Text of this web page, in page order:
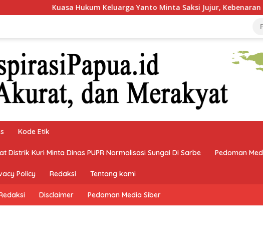
Keluarga Yanto Minta Saksi Jujur, Kebenaran Dipertaruhkan di
Kode Etik
Distrik Kuri Minta Dinas PUPR Normalisasi Sungai Di Sarbe Pedoman
Policy Redaksi Tentang kami
Disclaimer Pedoman Media Siber